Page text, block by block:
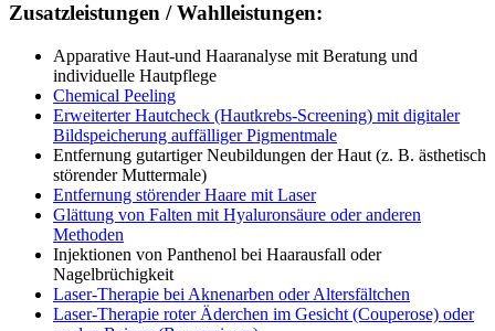
Zusatzleistungen / Wahlleistungen:
Apparative Haut-und Haaranalyse mit Beratung und
individuelle Hautpflege
Chemical Peeling
Erweiterter Hautcheck (Hautkrebs-Screening) mit digitaler
Bildspeicherung auffälliger Pigmentmale
Entfernung gutartiger Neubildungen der Haut (z. B. ästhetisch
störender Muttermale)
Entfernung störender Haare mit Laser​
Glättung von Falten mit Hyaluronsäure oder anderen
Methoden
Injektionen von Panthenol bei Haarausfall oder
Nagelbrüchigkeit
Laser-Therapie bei Aknenarben oder Altersfältchen
Laser-Therapie roter Äderchen im Gesicht (Couperose) oder